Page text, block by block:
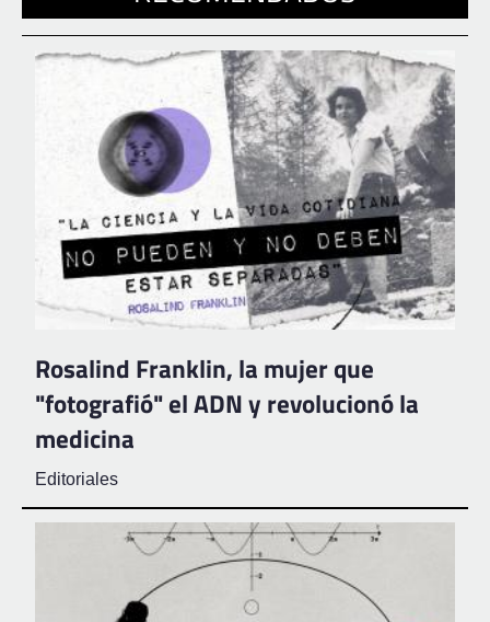
Rosalind Franklin, la mujer que
"fotografió" el ADN y revolucionó la
medicina
Editoriales